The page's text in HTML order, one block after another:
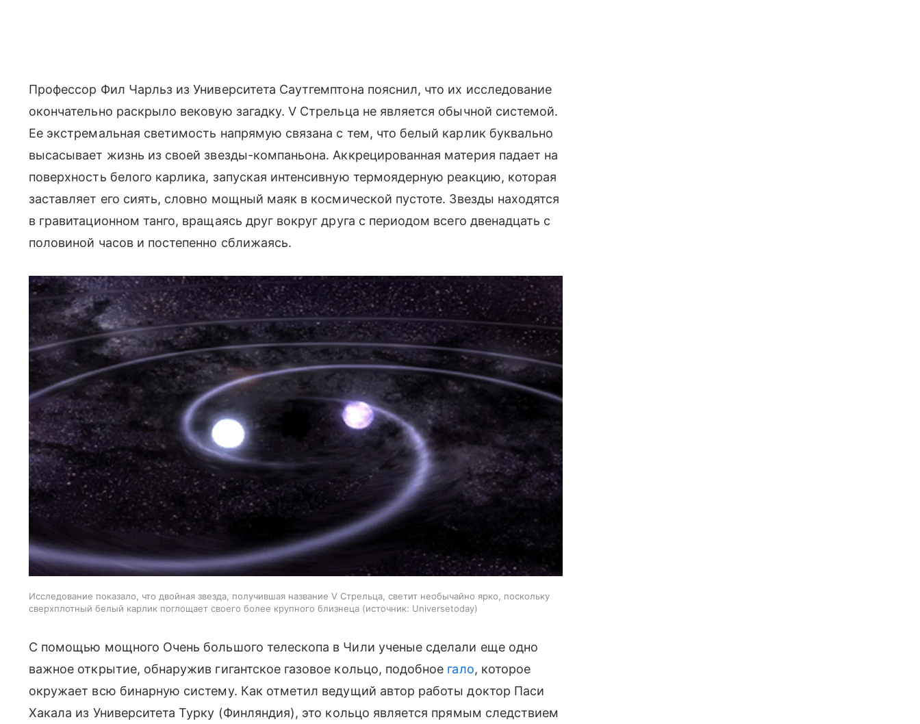
Профессор Фил Чарльз из Университета Саутгемптона пояснил, что их исследование
окончательно раскрыло вековую загадку. V Стрельца не является обычной системой.
Ее экстремальная светимость напрямую связана с тем, что белый карлик буквально
высасывает жизнь из своей звезды-компаньона. Аккрецированная материя падает на
поверхность белого карлика, запуская интенсивную термоядерную реакцию, которая
заставляет его сиять, словно мощный маяк в космической пустоте. Звезды находятся
в гравитационном танго, вращаясь друг вокруг друга с периодом всего двенадцать с
половиной часов и постепенно сближаясь.
Исследование показало, что двойная звезда, получившая название V Стрельца, светит необычайно ярко, поскольку
сверхплотный белый карлик поглощает своего более крупного близнеца
источник: Universetoday
С помощью мощного Очень большого телескопа в Чили ученые сделали еще одно
важное открытие, обнаружив гигантское газовое кольцо, подобное гало, которое
окружает всю бинарную систему. Как отметил ведущий автор работы доктор Паси
Хакала из Университета Турку (Финляндия), это кольцо является прямым следствием